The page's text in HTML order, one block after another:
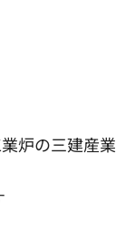
炉の三建産